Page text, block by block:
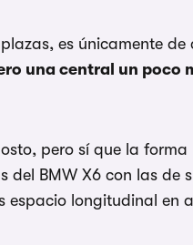
es únicamente de
una central un poco
pero sí que la forma
BMW X6 con las de
espacio longitudinal en